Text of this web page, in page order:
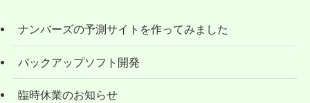
ナンバーズの予測サイトを作ってみました
バックアップソフト開発
臨時休業のお知らせ